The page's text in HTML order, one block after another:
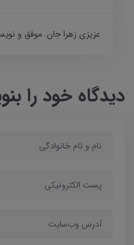
عزیزی زهرا جان. موفق و نویسا
دیدگاه خود را